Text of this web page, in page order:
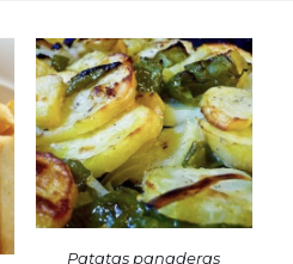
Patatas panaderas